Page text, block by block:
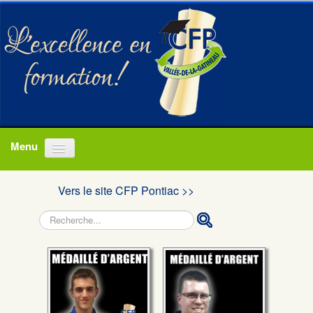
Programmes
Actualités
Nous joindre
Vers le site CFP Pontiac >>
Rechercher